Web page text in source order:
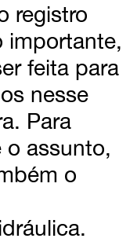
registro
importante,
feita para
nesse
Para
o assunto,
o
.